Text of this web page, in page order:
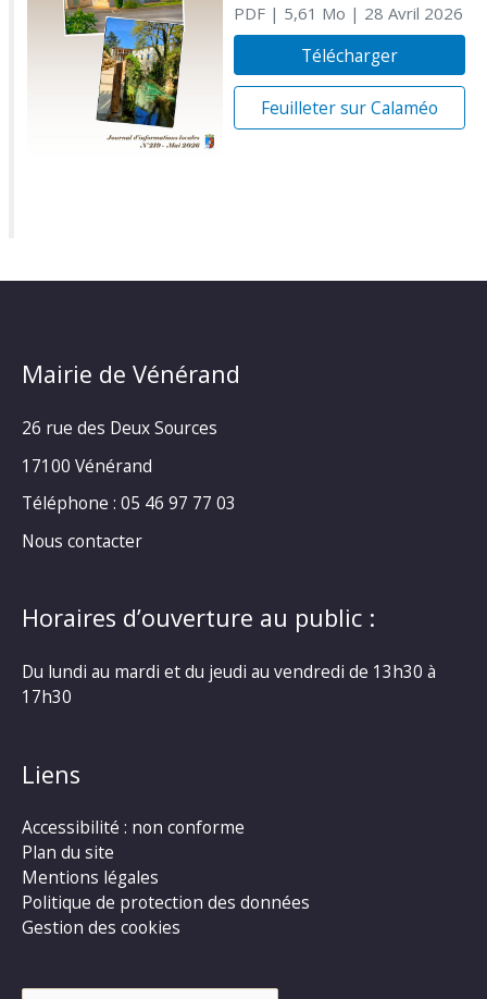
PDF| 5,61 Mo | 28 Avril 2026
Télécharger
Feuilleter sur Calaméo
Mairie de Vénérand
26 rue des Deux Sources
17100 Vénérand
Téléphone : 05 46 97 77 03
Nous contacter
Horaires d’ouverture au public :
Du lundi au mardi et du jeudi au vendredi de 13h30 à
17h30
Liens
Accessibilité : non conforme
Plan du site
Mentions légales
Politique de protection des données
Gestion des cookies